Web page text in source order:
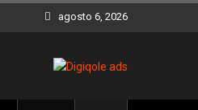
agosto 6, 2026